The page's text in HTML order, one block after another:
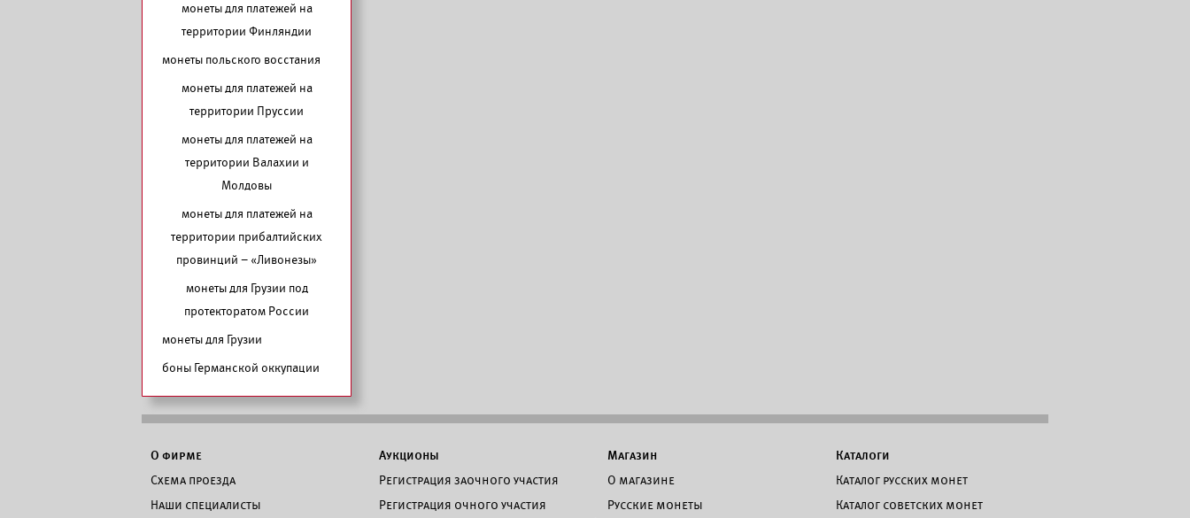
монеты для платежей на
территории Финляндии
монеты польского восстания
монеты для платежей на
территории Пруссии
монеты для платежей на
территории Валахии и
Молдовы
монеты для платежей на
территории прибалтийских
провинций – «Ливонезы»
монеты для Грузии под
протекторатом России
монеты для Грузии
боны Германской оккупации
О фирме
Схема проезда
Наши специалисты
Аукционы
Регистрация заочного участия
Регистрация очного участия
Магазин
О магазине
Русские монеты
Каталоги
Каталог русских монет
Каталог советских монет